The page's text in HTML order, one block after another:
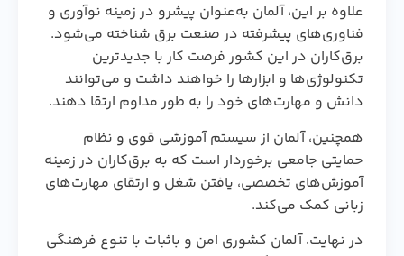
علاوه بر این، آلمان به‌عنوان پیشرو در زمینه نوآوری و
فناوری‌های پیشرفته در صنعت برق شناخته می‌شود.
برق‌کاران در این کشور فرصت کار با جدیدترین
تکنولوژی‌ها و ابزارها را خواهند داشت و می‌توانند
دانش و مهارت‌های خود را به طور مداوم ارتقا دهند.
همچنین، آلمان از سیستم آموزشی قوی و نظام
حمایتی جامعی برخوردار است که به برق‌کاران در زمینه
آموزش‌های تخصصی، یافتن شغل و ارتقای مهارت‌های
زبانی کمک می‌کند.
در نهایت، آلمان کشوری امن و باثبات با تنوع فرهنگی